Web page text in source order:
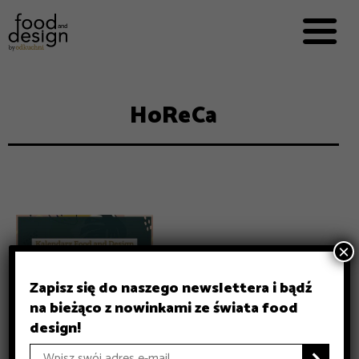


E-BOOKS
HoReCa
Zapisz się do naszego newslettera i bądź
na bieżąco z nowinkami ze świata food
design!
×